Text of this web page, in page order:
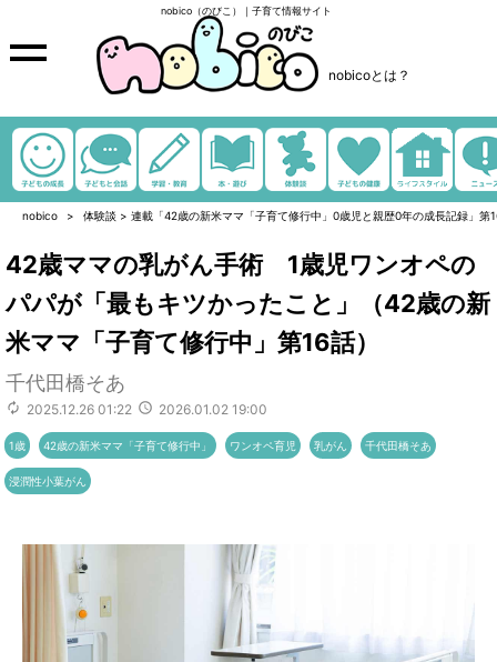
nobico（のびこ）｜子育て情報サイト
nobicoとは？
nobico 体験談 > 連載「42歳の新米ママ「子育て修行中」0歳児と親歴0年の成長記録」第
42歳ママの乳がん手術 1歳児ワンオペの
パパが「最もキツかったこと」（42歳の新
米ママ「子育て修行中」第16話）
千代田橋そあ
2025.12.26 01:22 2026.01.02 19:00
1歳 42歳の新米ママ「子育て修行中」 ワンオペ育児 乳がん 千代田橋そあ
浸潤性小葉がん